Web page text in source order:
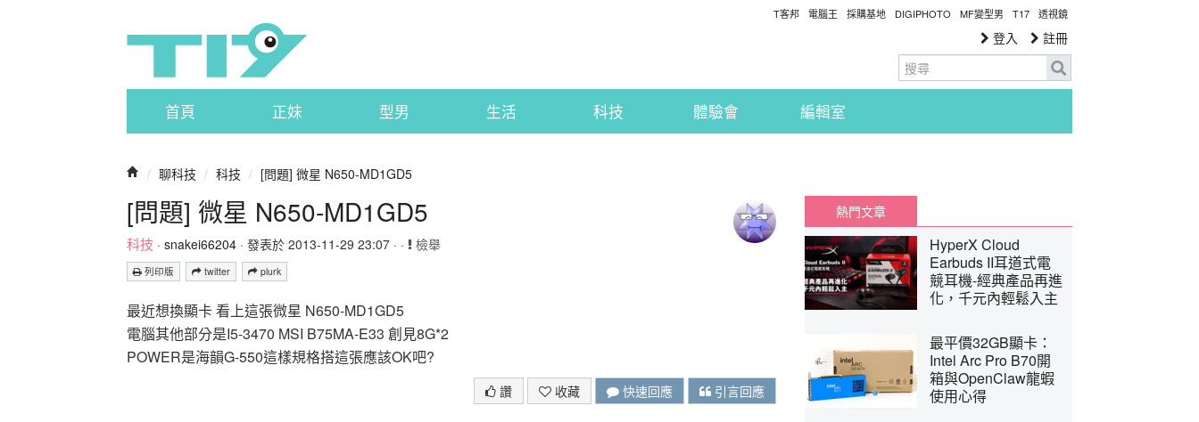
T客邦 電腦王 採購基地 DIGIPHOTO MF變型男 T17 透視鏡
登入 註冊
首頁 正妹 型男 生活 科技 體驗會 編輯室
/ 聊科技 / 科技 / [問題] 微星 N650-MD1GD5
[問題] 微星 N650-MD1GD5
科技 · snakei66204 · 發表於 2013-11-29 23:07 · · 檢舉
列印版 twitter plurk
最近想換顯卡 看上這張微星 N650-MD1GD5
電腦其他部分是I5-3470 MSI B75MA-E33 創見8G*2
POWER是海韻G-550這樣規格搭這張應該OK吧?
讚 收藏 快速回應 引言回應
熱門文章
HyperX Cloud
Earbuds II耳道式電
競耳機-經典產品再進
化，千元內輕鬆入主
最平價32GB顯卡：
Intel Arc Pro B70開
箱與OpenClaw龍蝦
使用心得